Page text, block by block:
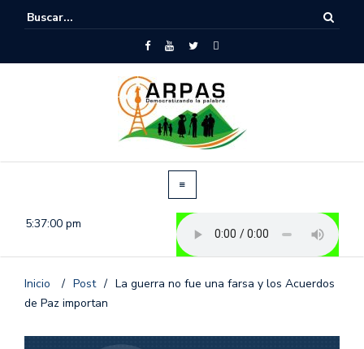
5:37:00 pm
Inicio / Post / La guerra no fue una farsa y los Acuerdos
de Paz importan